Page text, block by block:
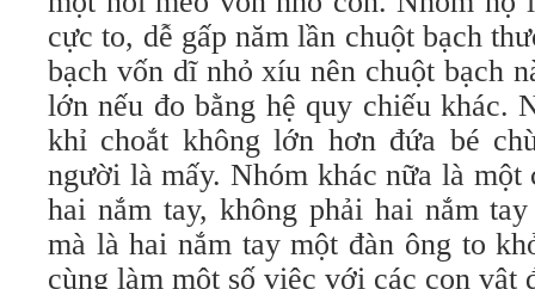
cực to, dễ gấp năm lần chuột bạch
bạch vốn dĩ nhỏ xíu nên chuột bạch
lớn nếu đo bằng hệ quy chiếu khác.
khỉ choắt không lớn hơn đứa bé
người là mấy. Nhóm khác nữa là một
hai nắm tay, không phải hai nắm
mà là hai nắm tay một đàn ông to
cùng làm một số việc với các con vật